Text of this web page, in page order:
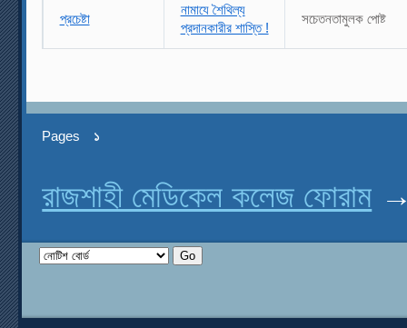
প্রচেষ্টা
নামাযে শৈথিল্য
প্রদানকারীর শাস্তি !
সচেতনতামুলক পোষ্ট
Pages ১
রাজশাহী মেডিকেল কলেজ ফোরাম